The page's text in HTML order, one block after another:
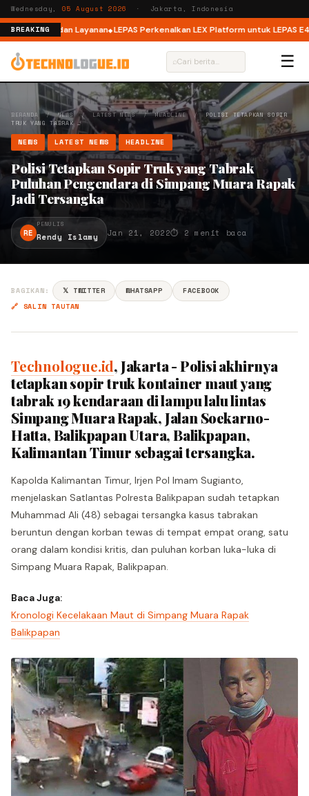
Wednesday, 05 August 2026 · Jakarta, Indonesia
BREAKING
Kualitas dan Layanan LEPAS Perkenalkan LEX Platform untuk LEPAS E4
⌕ ☰
BERANDA /NEWS/LATEST NEWS/HEADLINE/ POLISI TETAPKAN SOPIR
TRUK YANG TABRAK …
NEWS LATEST NEWS HEADLINE
Polisi Tetapkan Sopir Truk yang Tabrak
Puluhan Pengendara di Simpang Muara Rapak
Jadi Tersangka
RE
PENULIS
Rendy Islamy Jan 21, 2022⏱ 2 menit baca
BAGIKAN: 𝕏 TWITTER WHATSAPP
FACEBOOK
🔗 SALIN TAUTAN
Technologue.id, Jakarta - Polisi akhirnya
tetapkan sopir truk kontainer maut yang
tabrak 19 kendaraan di lampu lalu lintas
Simpang Muara Rapak, Jalan Soekarno-
Hatta, Balikpapan Utara, Balikpapan,
Kalimantan Timur sebagai tersangka.
Kapolda Kalimantan Timur, Irjen Pol Imam Sugianto,
menjelaskan Satlantas Polresta Balikpapan sudah tetapkan
Muhammad Ali (48) sebagai tersangka kasus tabrakan
beruntun dengan korban tewas di tempat empat orang, satu
orang dalam kondisi kritis, dan puluhan korban luka-luka di
Simpang Muara Rapak, Balikpapan.
Baca Juga:
Kronologi Kecelakaan Maut di Simpang Muara Rapak
Balikpapan